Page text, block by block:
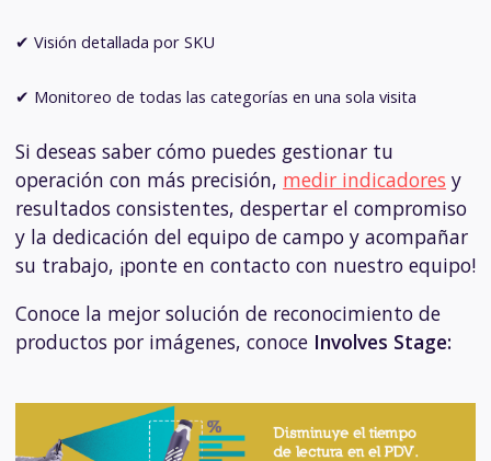
✔ Visión detallada por SKU
✔ Monitoreo de todas las categorías en una sola visita
Si deseas saber cómo puedes gestionar tu
operación con más precisión, medir indicadores y
resultados consistentes, despertar el compromiso
y la dedicación del equipo de campo y acompañar
su trabajo, ¡ponte en contacto con nuestro equipo!
Conoce la mejor solución de reconocimiento de
productos por imágenes, conoce Involves Stage: